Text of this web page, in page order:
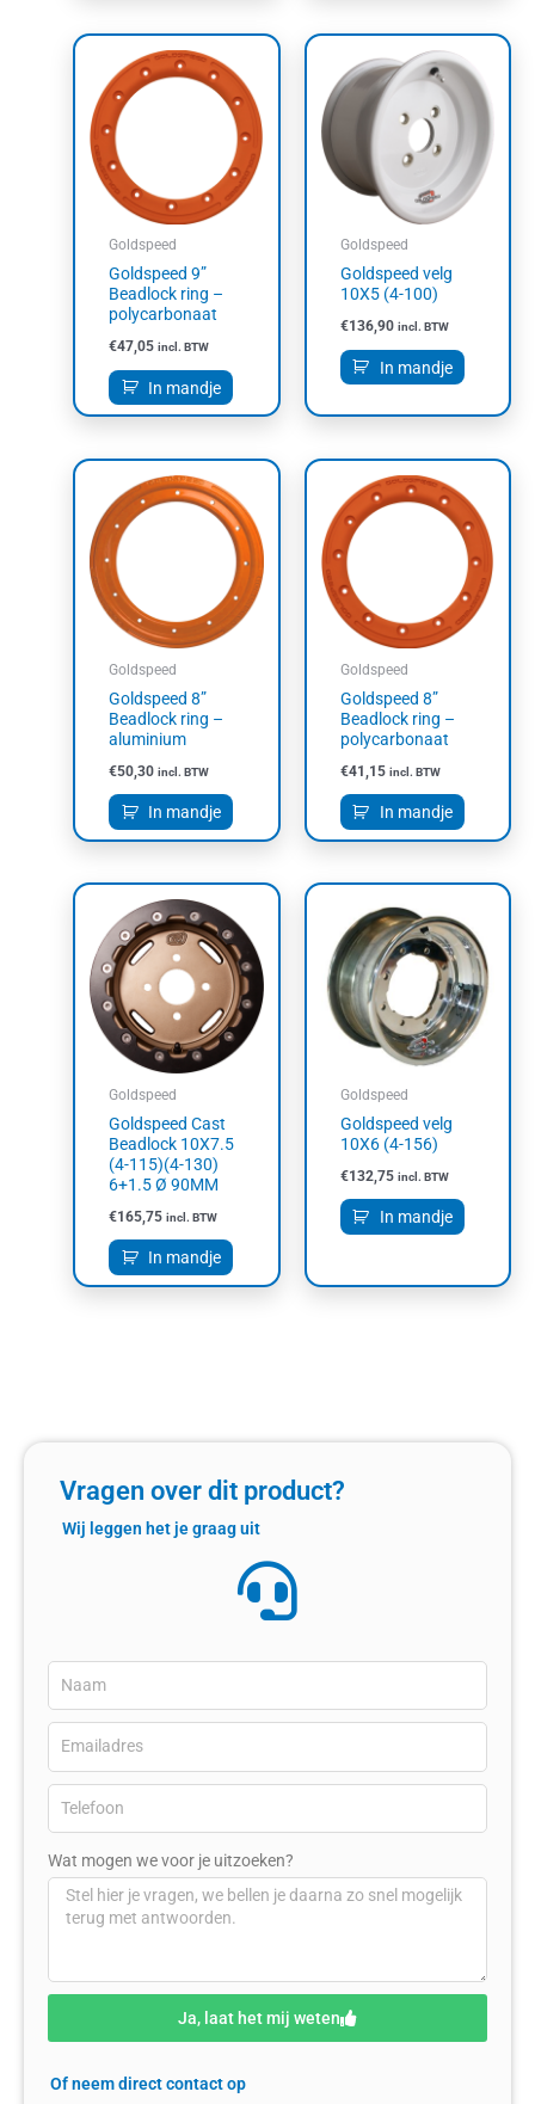
Goldspeed
Goldspeed 9”
Beadlock ring –
polycarbonaat
€47,05 incl. BTW
In mandje
Goldspeed
Goldspeed velg
10X5 (4-100)
€136,90 incl. BTW
In mandje
Goldspeed
Goldspeed 8”
Beadlock ring –
aluminium
€50,30 incl. BTW
In mandje
Goldspeed
Goldspeed 8”
Beadlock ring –
polycarbonaat
€41,15 incl. BTW
In mandje
Goldspeed
Goldspeed Cast
Beadlock 10X7.5
(4-115)(4-130)
6+1.5 Ø 90MM
€165,75 incl. BTW
In mandje
Goldspeed
Goldspeed velg
10X6 (4-156)
€132,75 incl. BTW
In mandje
Vragen over dit product?
Wij leggen het je graag uit
Wat mogen we voor je uitzoeken?
Ja, laat het mij weten
Of neem direct contact op